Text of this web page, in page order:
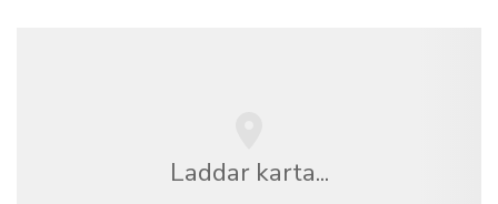
Laddar karta...